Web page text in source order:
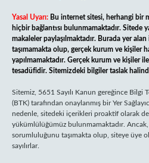
Yasal Uyarı: Bu internet sitesi, herhangi bir
hiçbir bağlantısı bulunmamaktadır. Sitede
makaleler paylaşılmaktadır. Burada yer
taşımamakta olup, gerçek kurum ve kişiler
yapılmamaktadır. Gerçek kurum ve kişiler
tesadüfidir. Sitemizdeki bilgiler taslak
Sitemiz, 5651 Sayılı Kanun gereğince Bilgi
(BTK) tarafından onaylanmış bir Yer
nedenle, sitedeki içerikleri proaktif olarak
yükümlülüğümüz bulunmamaktadır. Ancak,
sorumluluğunu taşımakta olup, siteye üye
sayılırlar.